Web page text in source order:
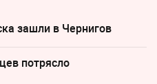
зашли в Чернигов
потрясло